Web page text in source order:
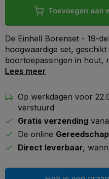
Toevoegen aan
De Einhell Borenset - 19-
hoogwaardige set,
boortoepassingen in hout,
Lees meer
Op werkdagen voor
verstuurd
Gratis verzending
De online
Direct leverbaar,